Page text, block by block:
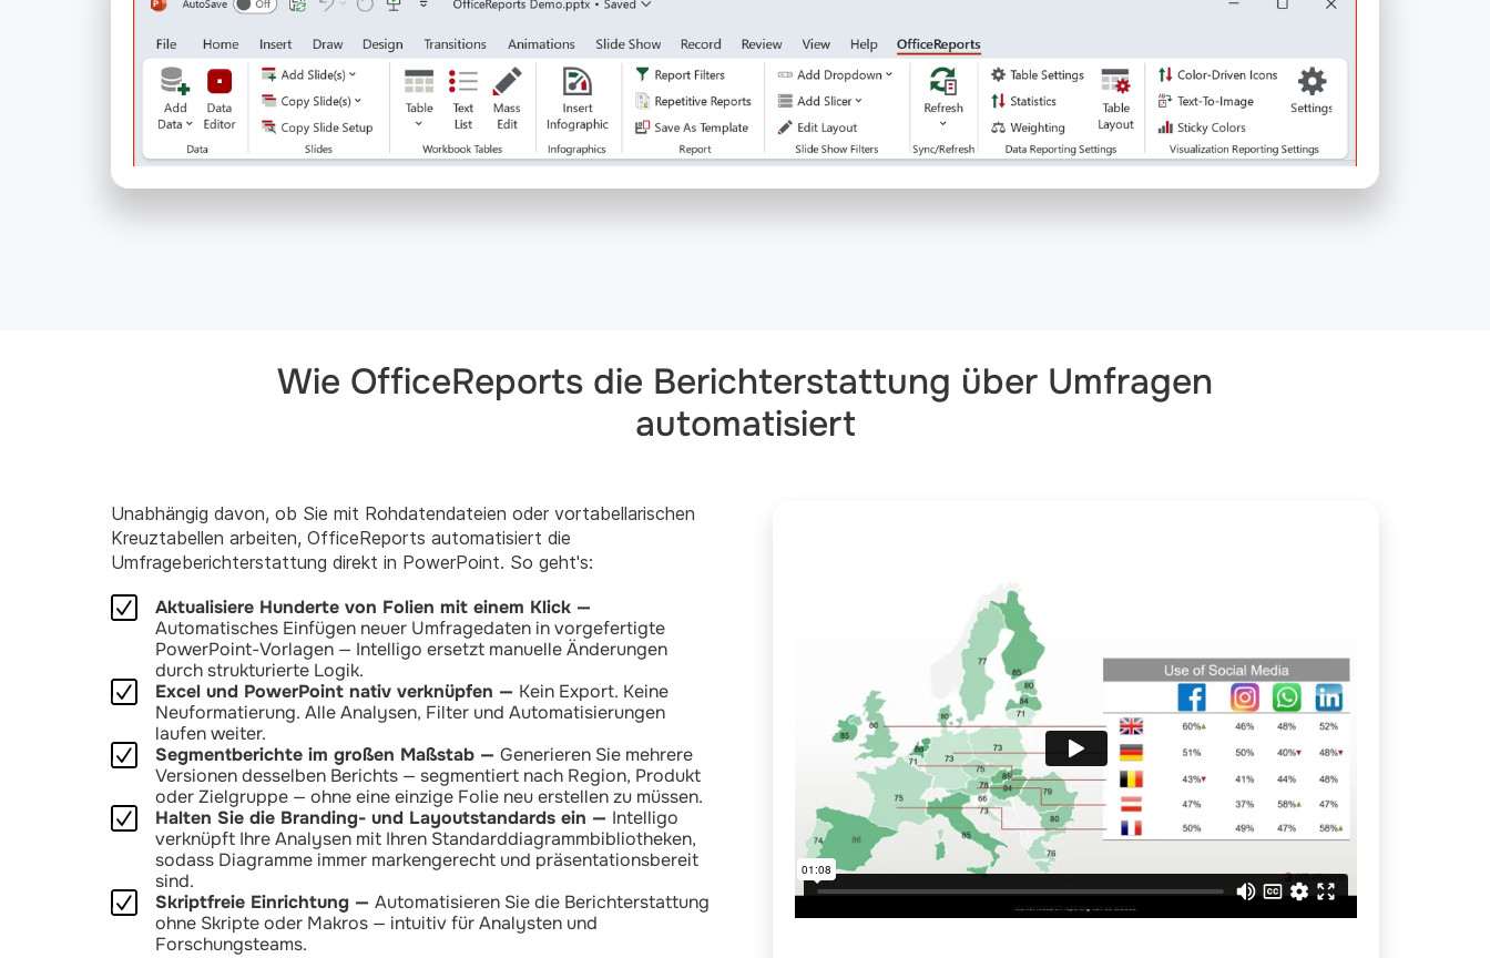
Wie OfficeReports die Berichterstattung über Umfragen
automatisiert
Unabhängig davon, ob Sie mit Rohdatendateien oder vortabellarischen
Kreuztabellen arbeiten, OfficeReports automatisiert die
Umfrageberichterstattung direkt in PowerPoint. So geht's:
Aktualisiere Hunderte von Folien mit einem Klick —
Automatisches Einfügen neuer Umfragedaten in vorgefertigte
PowerPoint-Vorlagen — Intelligo ersetzt manuelle Änderungen
durch strukturierte Logik.
Excel und PowerPoint nativ verknüpfen — Kein Export. Keine
Neuformatierung. Alle Analysen, Filter und Automatisierungen
laufen weiter.
Segmentberichte im großen Maßstab — Generieren Sie mehrere
Versionen desselben Berichts — segmentiert nach Region, Produkt
oder Zielgruppe — ohne eine einzige Folie neu erstellen zu müssen.
Halten Sie die Branding- und Layoutstandards ein — Intelligo
verknüpft Ihre Analysen mit Ihren Standarddiagrammbibliotheken,
sodass Diagramme immer markengerecht und präsentationsbereit
sind.
Skriptfreie Einrichtung — Automatisieren Sie die Berichterstattung
ohne Skripte oder Makros — intuitiv für Analysten und
Forschungsteams.